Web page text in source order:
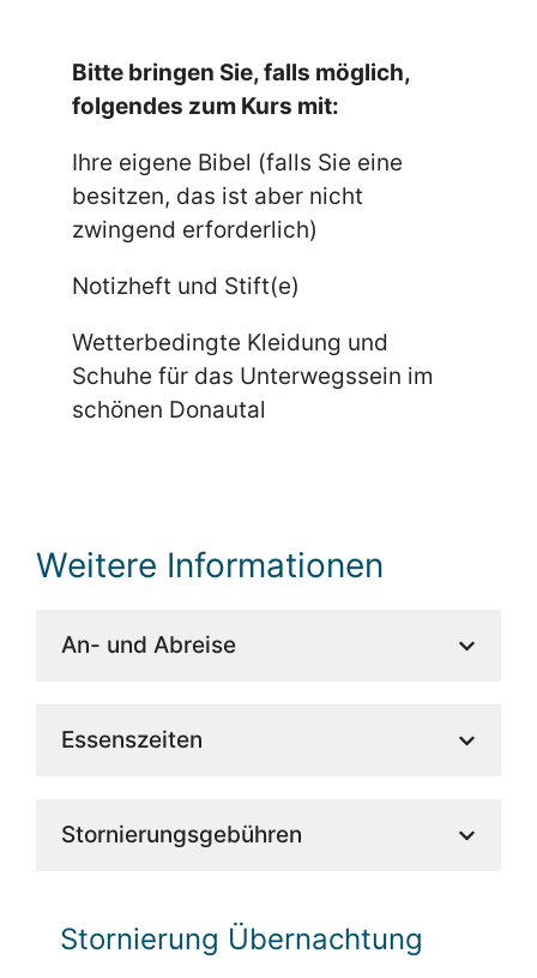
Bitte bringen Sie, falls möglich,
folgendes zum Kurs mit:
Ihre eigene Bibel (falls Sie eine
besitzen, das ist aber nicht
zwingend erforderlich)
Notizheft und Stift(e)
Wetterbedingte Kleidung und
Schuhe für das Unterwegssein im
schönen Donautal
Weitere Informationen
An- und Abreise
Essenszeiten
Stornierungsgebühren
Stornierung Übernachtung